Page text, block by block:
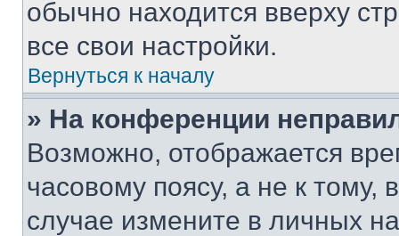
обычно находится вверху
все свои настройки.
Вернуться к началу
» На конференции
Возможно, отображается
часовому поясу, а не к тому,
случае измените в личных